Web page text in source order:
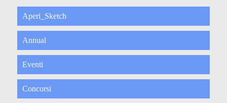
Aperi_Sketch
Annual
Eventi
Concorsi